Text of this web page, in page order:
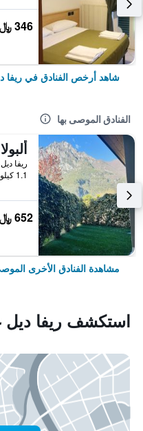
346 ﷼
شاهد أرخص الفنادق في ريفا
الفنادق الموصى بها
1.1 كيلومتر عن وسط المدينة
652 ﷼
مشاهدة الفنادق الأخرى
استكشف ريفا ديل